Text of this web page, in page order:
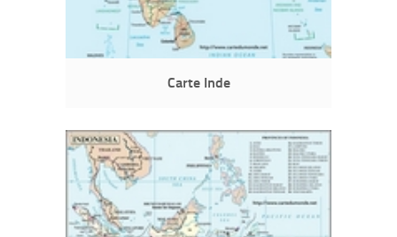
Carte Inde